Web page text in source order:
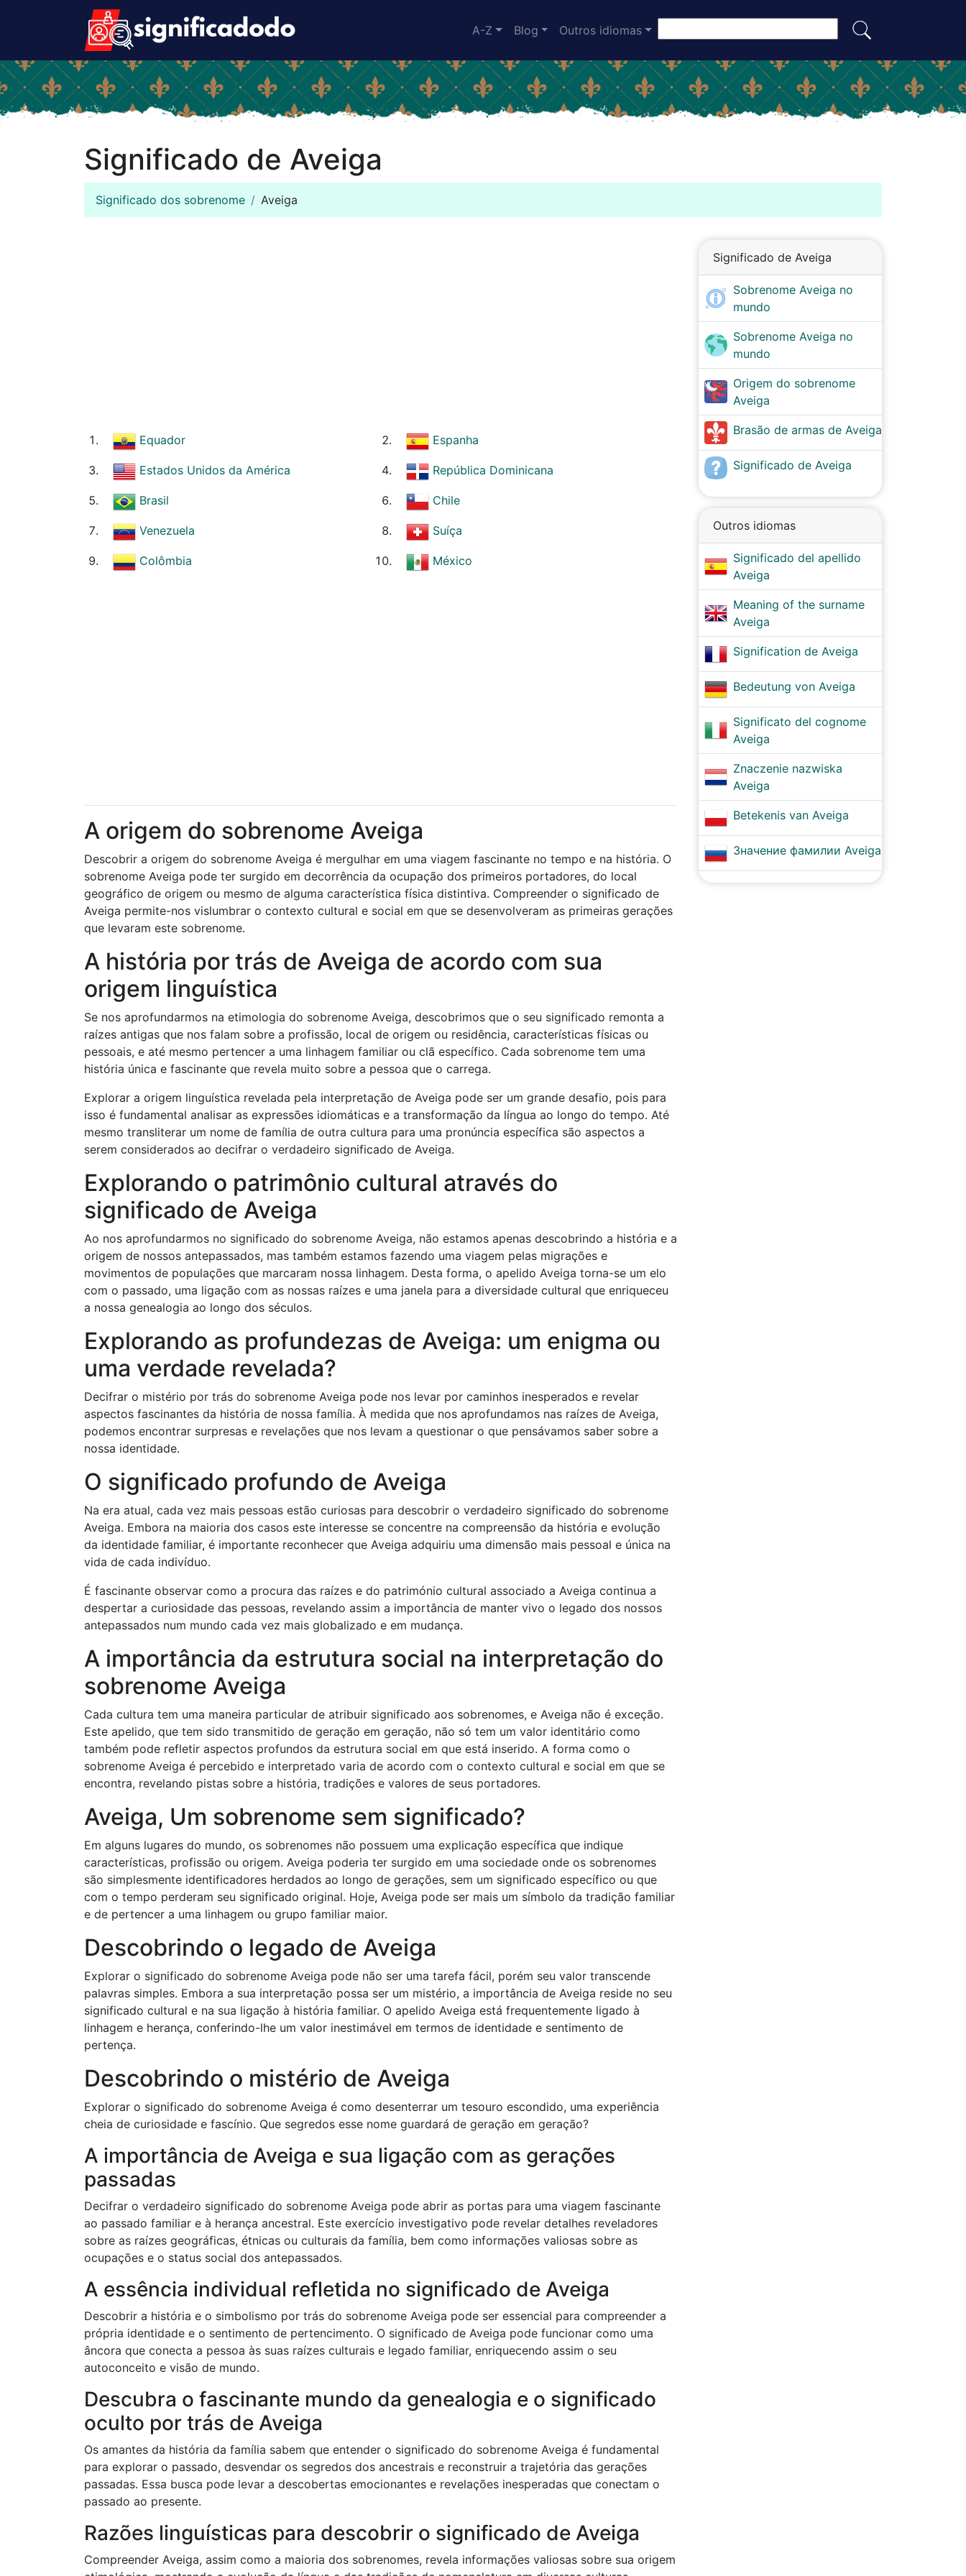
A-Z Blog Outros idiomas
Significado de Aveiga
Significado dos sobrenome Aveiga
Equador Espanha
Estados Unidos da América República Dominicana
Brasil Chile
Venezuela Suíça
Colômbia México
A origem do sobrenome Aveiga
Descobrir a origem do sobrenome Aveiga é mergulhar em uma viagem fascinante no tempo e na história. O
sobrenome Aveiga pode ter surgido em decorrência da ocupação dos primeiros portadores, do local
geográfico de origem ou mesmo de alguma característica física distintiva. Compreender o significado de
Aveiga permite-nos vislumbrar o contexto cultural e social em que se desenvolveram as primeiras gerações
que levaram este sobrenome.
A história por trás de Aveiga de acordo com sua
origem linguística
Se nos aprofundarmos na etimologia do sobrenome Aveiga, descobrimos que o seu significado remonta a
raízes antigas que nos falam sobre a profissão, local de origem ou residência, características físicas ou
pessoais, e até mesmo pertencer a uma linhagem familiar ou clã específico. Cada sobrenome tem uma
história única e fascinante que revela muito sobre a pessoa que o carrega.
Explorar a origem linguística revelada pela interpretação de Aveiga pode ser um grande desafio, pois para
isso é fundamental analisar as expressões idiomáticas e a transformação da língua ao longo do tempo. Até
mesmo transliterar um nome de família de outra cultura para uma pronúncia específica são aspectos a
serem considerados ao decifrar o verdadeiro significado de Aveiga.
Explorando o patrimônio cultural através do
significado de Aveiga
Ao nos aprofundarmos no significado do sobrenome Aveiga, não estamos apenas descobrindo a história e a
origem de nossos antepassados, mas também estamos fazendo uma viagem pelas migrações e
movimentos de populações que marcaram nossa linhagem. Desta forma, o apelido Aveiga torna-se um elo
com o passado, uma ligação com as nossas raízes e uma janela para a diversidade cultural que enriqueceu
a nossa genealogia ao longo dos séculos.
Explorando as profundezas de Aveiga: um enigma ou
uma verdade revelada?
Decifrar o mistério por trás do sobrenome Aveiga pode nos levar por caminhos inesperados e revelar
aspectos fascinantes da história de nossa família. À medida que nos aprofundamos nas raízes de Aveiga,
podemos encontrar surpresas e revelações que nos levam a questionar o que pensávamos saber sobre a
nossa identidade.
O significado profundo de Aveiga
Na era atual, cada vez mais pessoas estão curiosas para descobrir o verdadeiro significado do sobrenome
Aveiga. Embora na maioria dos casos este interesse se concentre na compreensão da história e evolução
da identidade familiar, é importante reconhecer que Aveiga adquiriu uma dimensão mais pessoal e única na
vida de cada indivíduo.
É fascinante observar como a procura das raízes e do património cultural associado a Aveiga continua a
despertar a curiosidade das pessoas, revelando assim a importância de manter vivo o legado dos nossos
antepassados ​​num mundo cada vez mais globalizado e em mudança.
A importância da estrutura social na interpretação do
sobrenome Aveiga
Cada cultura tem uma maneira particular de atribuir significado aos sobrenomes, e Aveiga não é exceção.
Este apelido, que tem sido transmitido de geração em geração, não só tem um valor identitário como
também pode refletir aspectos profundos da estrutura social em que está inserido. A forma como o
sobrenome Aveiga é percebido e interpretado varia de acordo com o contexto cultural e social em que se
encontra, revelando pistas sobre a história, tradições e valores de seus portadores.
Aveiga, Um sobrenome sem significado?
Em alguns lugares do mundo, os sobrenomes não possuem uma explicação específica que indique
características, profissão ou origem. Aveiga poderia ter surgido em uma sociedade onde os sobrenomes
são simplesmente identificadores herdados ao longo de gerações, sem um significado específico ou que
com o tempo perderam seu significado original. Hoje, Aveiga pode ser mais um símbolo da tradição familiar
e de pertencer a uma linhagem ou grupo familiar maior.
Descobrindo o legado de Aveiga
Explorar o significado do sobrenome Aveiga pode não ser uma tarefa fácil, porém seu valor transcende
palavras simples. Embora a sua interpretação possa ser um mistério, a importância de Aveiga reside no seu
significado cultural e na sua ligação à história familiar. O apelido Aveiga está frequentemente ligado à
linhagem e herança, conferindo-lhe um valor inestimável em termos de identidade e sentimento de
pertença.
Descobrindo o mistério de Aveiga
Explorar o significado do sobrenome Aveiga é como desenterrar um tesouro escondido, uma experiência
cheia de curiosidade e fascínio. Que segredos esse nome guardará de geração em geração?
A importância de Aveiga e sua ligação com as gerações
passadas
Decifrar o verdadeiro significado do sobrenome Aveiga pode abrir as portas para uma viagem fascinante
ao passado familiar e à herança ancestral. Este exercício investigativo pode revelar detalhes reveladores
sobre as raízes geográficas, étnicas ou culturais da família, bem como informações valiosas sobre as
ocupações e o status social dos antepassados.
A essência individual refletida no significado de Aveiga
Descobrir a história e o simbolismo por trás do sobrenome Aveiga pode ser essencial para compreender a
própria identidade e o sentimento de pertencimento. O significado de Aveiga pode funcionar como uma
âncora que conecta a pessoa às suas raízes culturais e legado familiar, enriquecendo assim o seu
autoconceito e visão de mundo.
Descubra o fascinante mundo da genealogia e o significado
oculto por trás de Aveiga
Os amantes da história da família sabem que entender o significado do sobrenome Aveiga é fundamental
para explorar o passado, desvendar os segredos dos ancestrais e reconstruir a trajetória das gerações
passadas. Essa busca pode levar a descobertas emocionantes e revelações inesperadas que conectam o
passado ao presente.
Razões linguísticas para descobrir o significado de Aveiga
Compreender Aveiga, assim como a maioria dos sobrenomes, revela informações valiosas sobre sua origem
Significado de Aveiga
Sobrenome Aveiga no
mundo
Sobrenome Aveiga no
mundo
Origem do sobrenome
Aveiga
Brasão de armas de Aveiga
Significado de Aveiga
Outros idiomas
Significado del apellido
Aveiga
Meaning of the surname
Aveiga
Signification de Aveiga
Bedeutung von Aveiga
Significato del cognome
Aveiga
Znaczenie nazwiska
Aveiga
Betekenis van Aveiga
Значение фамилии Aveiga